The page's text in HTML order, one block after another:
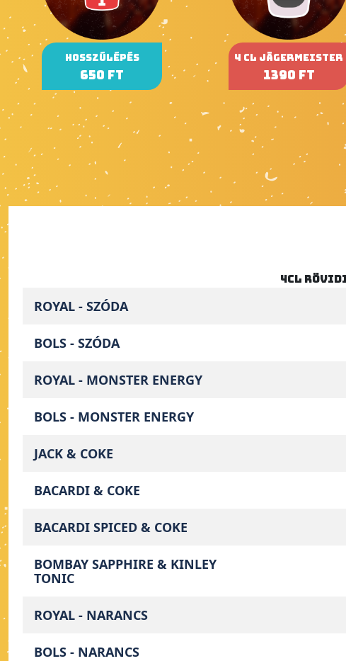
Hosszúlépés
650 Ft
4 CL Jägermeister
1390 Ft
4cl
ROYAL - SZÓDA
BOLS - SZÓDA
ROYAL - MONSTER ENERGY
BOLS - MONSTER ENERGY
JACK & COKE
BACARDI & COKE
BACARDI SPICED & COKE
BOMBAY SAPPHIRE & KINLEY
TONIC
ROYAL - NARANCS
BOLS - NARANCS